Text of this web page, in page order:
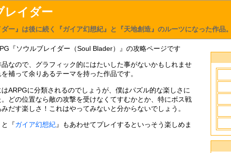
レイダー
ー』は後に続く『ガイア幻想紀』と『天地創造』のルーツになった作品。
『ソウルブレイダー（Soul Blader）』の攻略ページです
なので、グラフィック的にはたいした事がないかもしれませ
補って余りあるテーマを持った作品です。
ARPGに分類されるのでしょうが、僕はパズル的な楽しさに
どの位置なら敵の攻撃を受けなくてすむかとか、特にボス戦
だす楽しさ！これはやってみないと分からないでしょう。
と『ガイア幻想紀』もあわせてプレイするといっそう楽しめま